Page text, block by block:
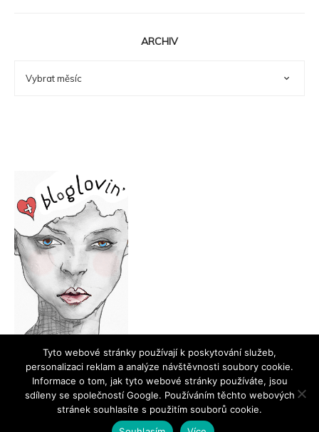
ARCHIV
©2018 Ilovemakeup.cz Všechna práva vyhrazena
Tyto webové stránky používají k poskytování služeb,
personalizaci reklam a analýze návštěvnosti soubory cookie.
Informace o tom, jak tyto webové stránky používáte, jsou
sdíleny se společností Google. Používáním těchto webových
stránek souhlasíte s použitím souborů cookie.